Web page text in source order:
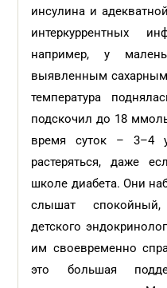
инсулина и
интеркуррентных
например, у
выявленным
температура
подскочил до 18
время суток – 3–4
растеряться, даже
школе диабета. Они
слышат спокойный,
детского
им своевременно
это большая